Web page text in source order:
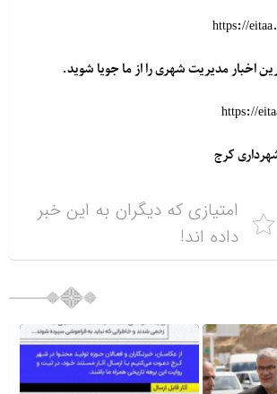
اخبار مدیریت شهری را از ما جویا شوید.
کرج
امتیازی که دیگران به این خبر
داده اند!